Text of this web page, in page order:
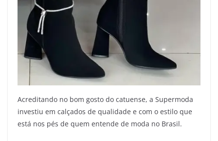
Acreditando no bom gosto do catuense, a Supermoda
investiu em calçados de qualidade e com o estilo que
está nos pés de quem entende de moda no Brasil.